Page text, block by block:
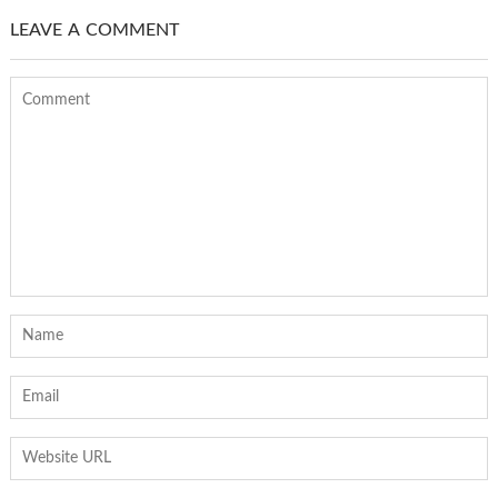
LEAVE A COMMENT